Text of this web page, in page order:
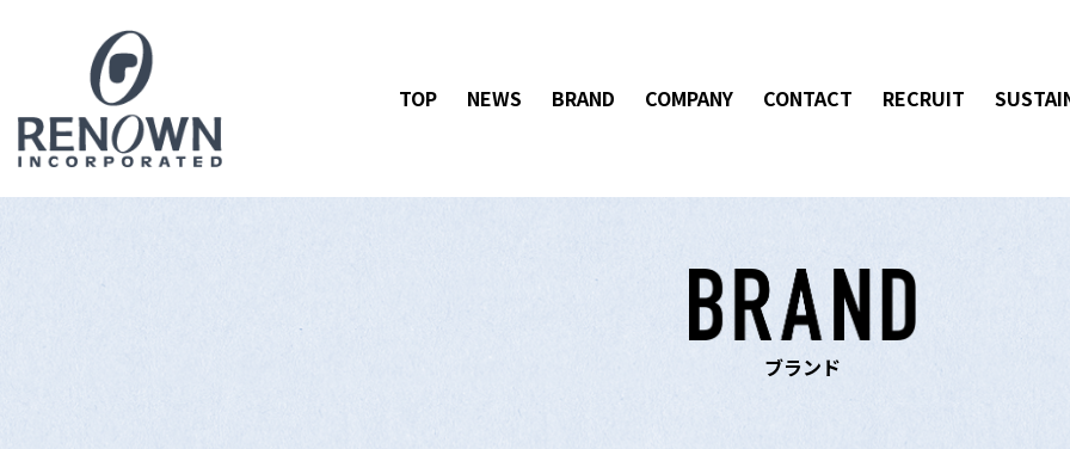
TOP NEWS BRAND COMPANY CONTACT RECRUIT
ブランド